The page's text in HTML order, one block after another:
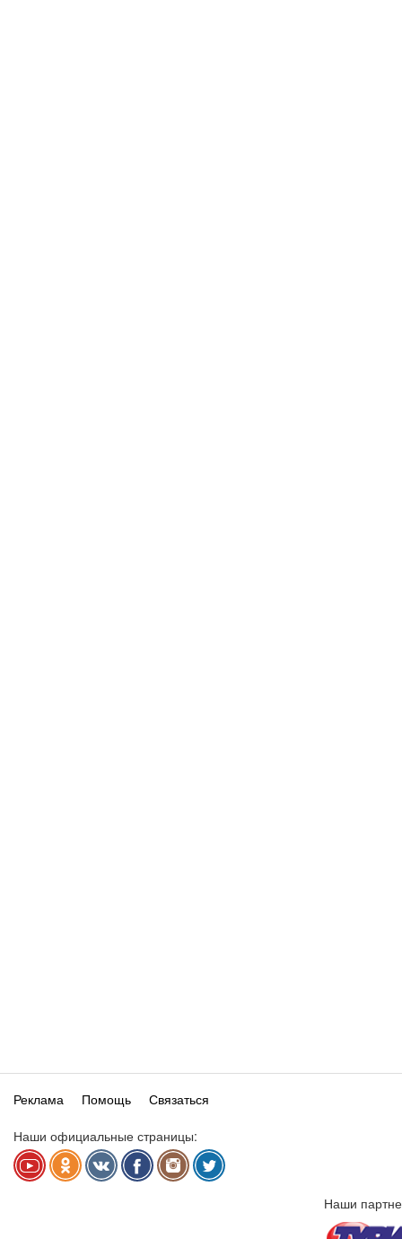
Реклама Помощь Связаться
Наши официальные страницы:
Наши